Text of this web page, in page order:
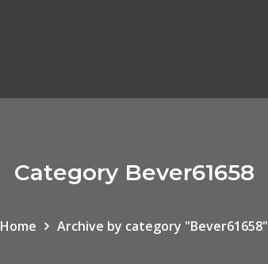
Category Bever61658
Home Archive by category "Bever61658"